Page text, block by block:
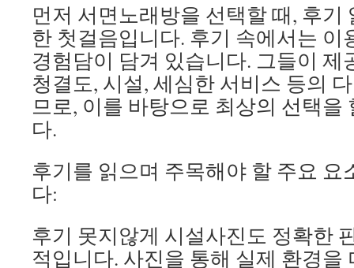
먼저 서면노래방을 선택할 때, 후기
한 첫걸음입니다. 후기 속에서는 이
경험담이 담겨 있습니다. 그들이 제
청결도, 시설, 세심한 서비스 등의
므로, 이를 바탕으로 최상의 선택을
다.
후기를 읽으며 주목해야 할 주요 요
다:
후기 못지않게 시설사진도 정확한
적입니다. 사진을 통해 실제 환경을